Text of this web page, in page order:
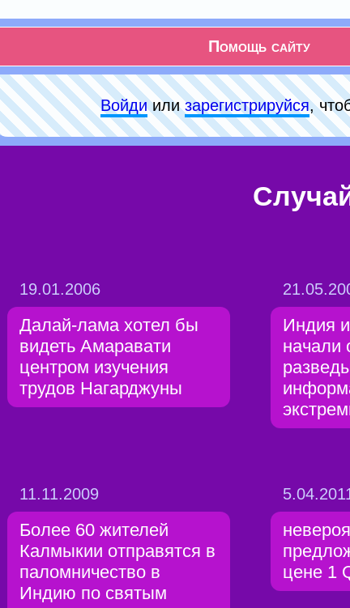
Помощь сайту
Войдиилизарeгиcтpируйся,
19.01.2006
Далай-лама хотел бы
видеть Амаравати
центром изучения
трудов Нагарджуны
Индия
начали
11.11.2009
Более 60 жителей
Калмыкии отправятся в
паломничество в
Индию по святым
цене 1